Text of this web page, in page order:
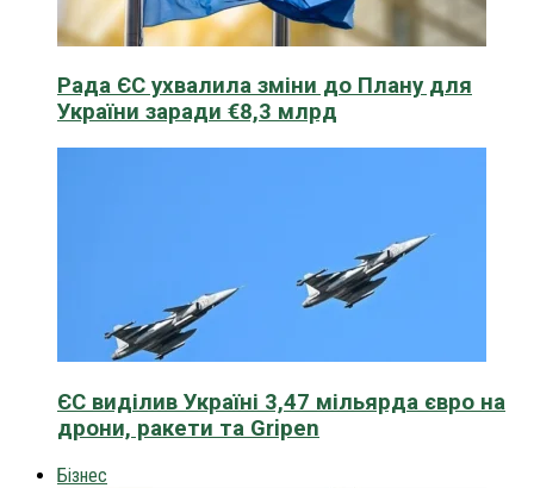
Рада ЄС ухвалила зміни до Плану для
України заради €8,3 млрд
ЄС виділив Україні 3,47 мільярда євро на
дрони, ракети та Gripen
Бізнес